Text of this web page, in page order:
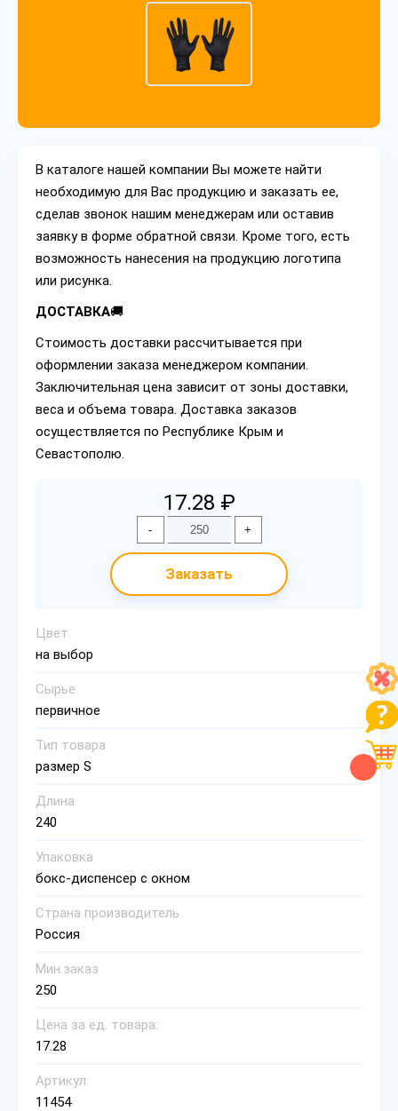
В каталоге нашей компании Вы можете найти
необходимую для Вас продукцию и заказать ее,
сделав звонок нашим менеджерам или оставив
заявку в форме обратной связи. Кроме того, есть
возможность нанесения на продукцию логотипа
или рисунка.
ДОСТАВКА🚚
Стоимость доставки рассчитывается при
оформлении заказа менеджером компании.
Заключительная цена зависит от зоны доставки,
веса и объема товара. Доставка заказов
осуществляется по Республике Крым и
Севастополю.
17.28 ₽
- +
Заказать
Цвет
на выбор
Сырье
первичное
Тип товара
размер S
Длина
240
Упаковка
бокс-диспенсер с окном
Страна производитель
Россия
Мин.заказ
250
Цена за ед. товара:
17.28
Артикул:
11454